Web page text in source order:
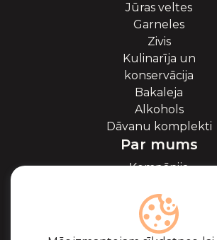
Jūras veltes
Garneles
Zivis
Kulinarīja un
konservācija
Bakaleja
Alkohols
Dāvanu komplekti
Par mums
Kompānija
Blogs
Sadarbība
Partneri